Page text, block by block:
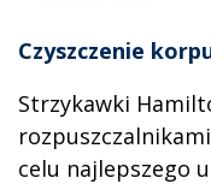
Czyszczenie
Strzykawki
celu najlepszego